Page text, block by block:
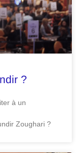
?
à un
Zoughari ?